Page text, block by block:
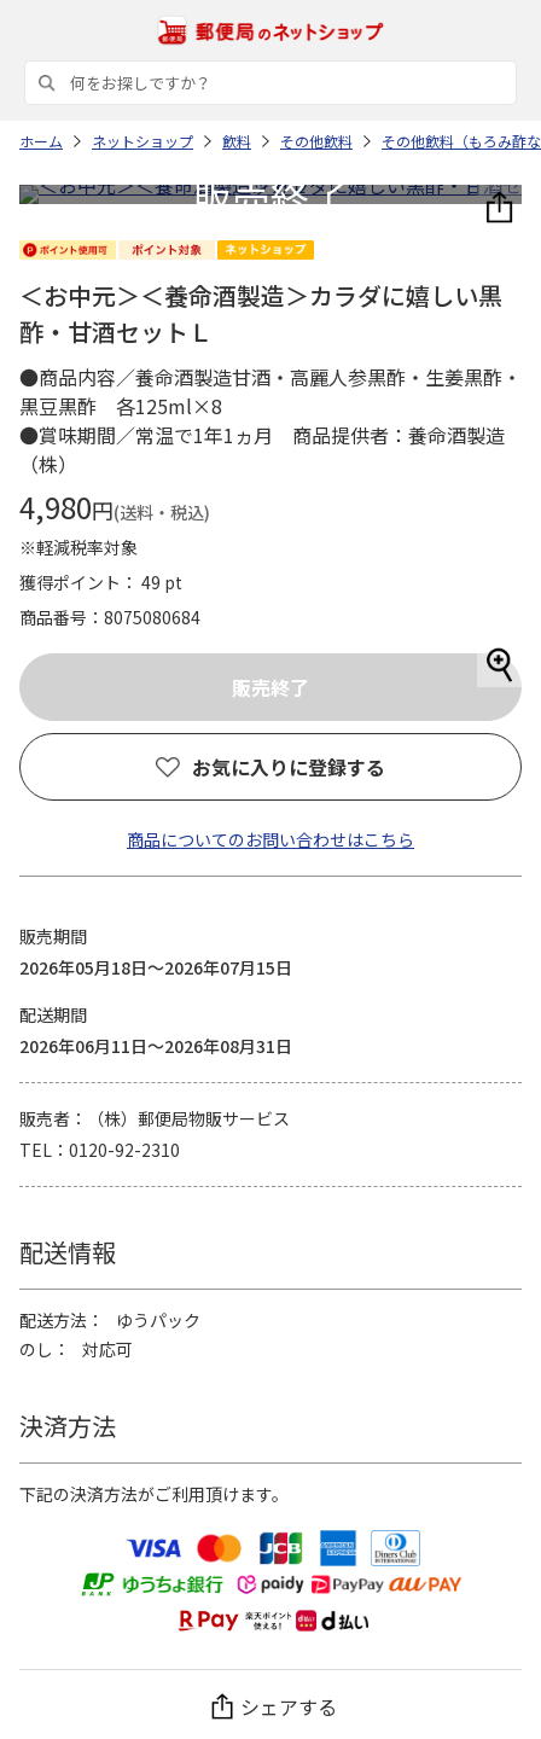
ホーム ネットショップ 飲料 その他飲料 その他飲料（もろみ酢
＜お中元＞＜養命酒製造＞カラダに嬉しい黒
酢・甘酒セットＬ
●商品内容／養命酒製造甘酒・高麗人参黒酢・生姜黒酢・
黒豆黒酢 各125ml×8
●賞味期間／常温で1年1ヵ月 商品提供者：養命酒製造
（株）
4,980円(送料・税込)
※軽減税率対象
獲得ポイント： 49 pt
商品番号
8075080684
お気に入りに登録する
商品についてのお問い合わせはこちら
販売期間
2026年05月18日～2026年07月15日
配送期間
2026年06月11日～2026年08月31日
販売者
（株）郵便局物販サービス
TEL
0120-92-2310
配送情報
配送方法
ゆうパック
のし
対応可
決済方法
下記の決済方法がご利用頂けます。
シェアする